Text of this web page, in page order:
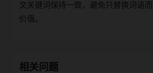
文关键词保持一致，避免只替换词语
价值。
相关问题